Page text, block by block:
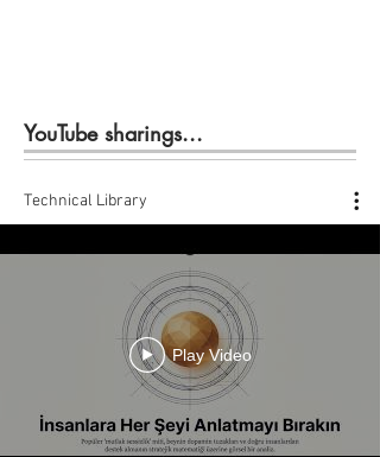
YouTube sharings...
Technical Library
Play Video